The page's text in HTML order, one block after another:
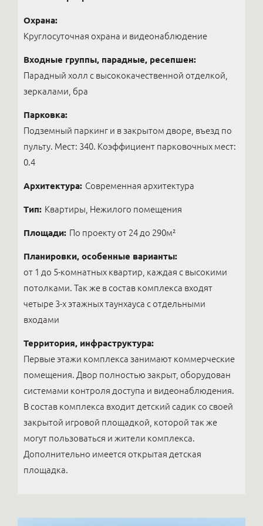
Охрана:
Круглосуточная охрана и видеонаблюдение
Входные группы, парадные, ресепшен:
Парадный холл с высококачественной отделкой,
зеркалами, бра
Парковка:
Подземный паркинг и в закрытом дворе, въезд по
пульту. Мест: 340. Коэффициент парковочных мест:
0.4
Архитектура: Современная архитектура
Тип: Квартиры, Нежилого помещения
Площади: По проекту от 24 до 290м²
Планировки, особенные варианты:
от 1 до 5-комнатных квартир, каждая с высокими
потолками. Так же в состав комплекса входят
четыре 3-х этажных таунхауса с отдельными
входами
Территория, инфраструктура:
Первые этажи комплекса занимают коммерческие
помещения. Двор полностью закрыт, оборудован
системами контроля доступа и видеонаблюдения.
В состав комплекса входит детский садик со своей
закрытой игровой площадкой, которой так же
могут пользоваться и жители комплекса.
Дополнительно имеется открытая детская
площадка.